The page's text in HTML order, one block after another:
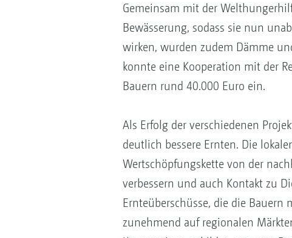
Gemeinsam mit der
Bewässerung, sodass sie nun
wirken, wurden zudem Dämme
konnte eine Kooperation mit der
Bauern rund 40.000 Euro ein.
Als Erfolg der verschiedenen
deutlich bessere Ernten. Die
Wertschöpfungskette von der
verbessern und auch Kontakt zu
Ernteüberschüsse, die die
zunehmend auf regionalen